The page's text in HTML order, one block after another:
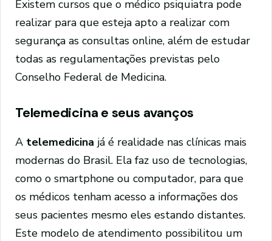
Existem cursos que o médico psiquiatra pode
realizar para que esteja apto a realizar com
segurança as consultas online, além de estudar
todas as regulamentações previstas pelo
Conselho Federal de Medicina.
Telemedicina e seus avanços
A telemedicina já é realidade nas clínicas mais
modernas do Brasil. Ela faz uso de tecnologias,
como o smartphone ou computador, para que
os médicos tenham acesso a informações dos
seus pacientes mesmo eles estando distantes.
Este modelo de atendimento possibilitou um